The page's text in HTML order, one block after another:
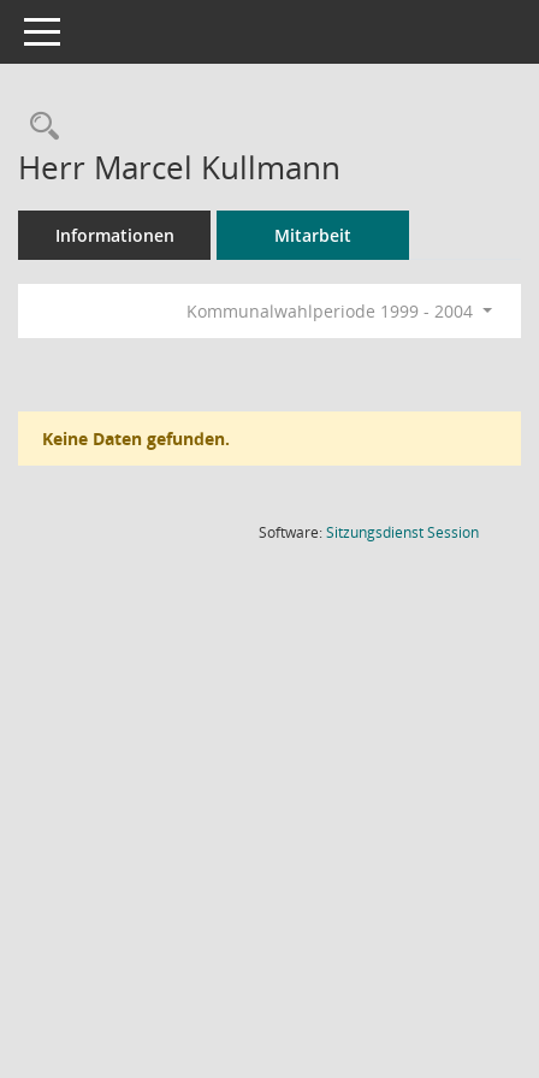
Toggle navigation
Rechercheauswahl
Herr Marcel Kullmann
Informationen Mitarbeit
Kommunalwahlperiode 1999 - 2004
Keine Daten gefunden.
Software:SitzungsdienstSession(Wird in